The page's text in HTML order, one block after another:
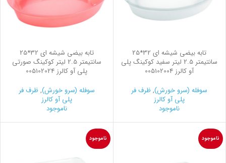
تابه بیضی شیشه ای 32*25
سانتیمتر 2.5 لیتر سفید کوکینگ پلی
آو کالرز 005102004
سوفله (سرو خورش),ظرف فر
پلی آو کالرز
ناموجود
تابه بیضی شیشه ای 32*25
سانتیمتر 2.5 لیتر کوکینگ صورتی
پلی آو کالرز 005102024
سوفله (سرو خورش),ظرف فر
پلی آو کالرز
ناموجود
ناموجود ناموجود